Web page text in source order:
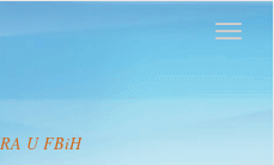
U FBiH